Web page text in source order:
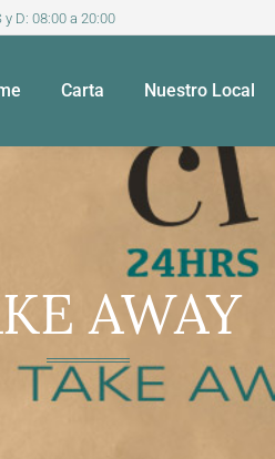
y D: 08:00 a 20:00
Carta Nuestro Local
AWAY